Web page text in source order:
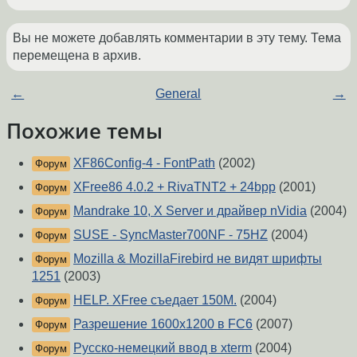
Вы не можете добавлять комментарии в эту тему. Тема
перемещена в архив.
← General →
Похожие темы
Форум XF86Config-4 - FontPath (2002)
Форум XFree86 4.0.2 + RivaTNT2 + 24bpp (2001)
Форум Mandrake 10, X Server и драйвер nVidia (2004)
Форум SUSE - SyncMaster700NF - 75HZ (2004)
Форум
Mozilla & MozillaFirebird не видят шрифты
1251 (2003)
Форум HELP. XFree съедает 150М. (2004)
Форум Разрешение 1600х1200 в FC6 (2007)
Форум Русско-немецкий ввод в xterm (2004)